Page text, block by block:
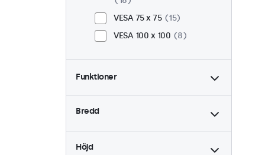
VESA 75 x 75
15
VESA 100 x 100
8
Funktioner
4:3 / 5:4
6
Dimning
23
Bredd
Höjd